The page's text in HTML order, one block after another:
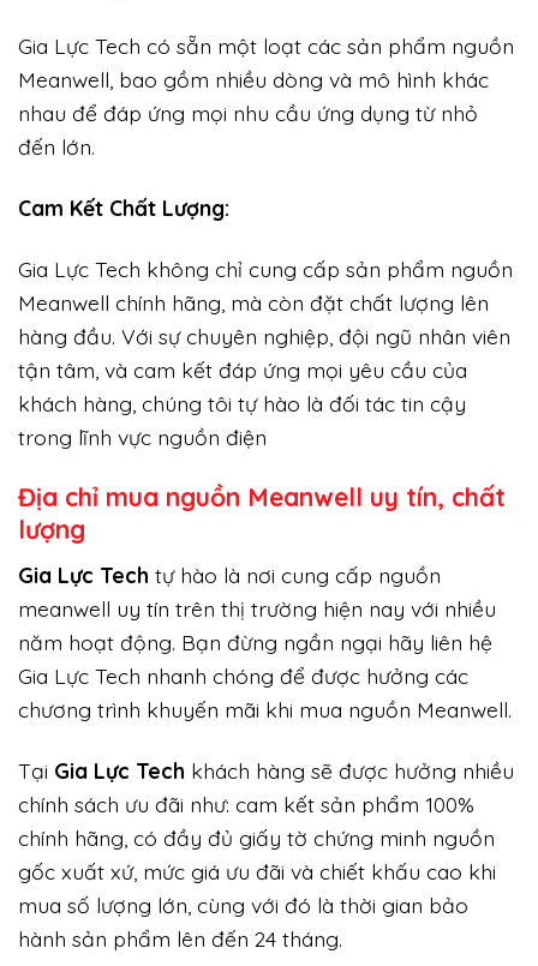
Gia Lực Tech có sẵn một loạt các sản phẩm nguồn
Meanwell, bao gồm nhiều dòng và mô hình khác
nhau để đáp ứng mọi nhu cầu ứng dụng từ nhỏ
đến lớn.
Cam Kết Chất Lượng:
Gia Lực Tech không chỉ cung cấp sản phẩm nguồn
Meanwell chính hãng, mà còn đặt chất lượng lên
hàng đầu. Với sự chuyên nghiệp, đội ngũ nhân viên
tận tâm, và cam kết đáp ứng mọi yêu cầu của
khách hàng, chúng tôi tự hào là đối tác tin cậy
trong lĩnh vực nguồn điện
Địa chỉ mua nguồn Meanwell uy tín, chất
lượng
Gia Lực Tech tự hào là nơi cung cấp nguồn
meanwell uy tín trên thị trường hiện nay với nhiều
năm hoạt động. Bạn đừng ngần ngại hãy liên hệ
Gia Lực Tech nhanh chóng để được hưởng các
chương trình khuyến mãi khi mua nguồn Meanwell.
Tại Gia Lực Tech khách hàng sẽ được hưởng nhiều
chính sách ưu đãi như: cam kết sản phẩm 100%
chính hãng, có đầy đủ giấy tờ chứng minh nguồn
gốc xuất xứ, mức giá ưu đãi và chiết khấu cao khi
mua số lượng lớn, cùng với đó là thời gian bảo
hành sản phẩm lên đến 24 tháng.